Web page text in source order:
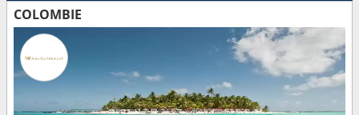
Mois de départ
Ports Compagnies
Rechercher
COLOMBIE